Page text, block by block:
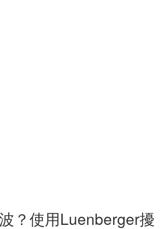
？使用Luenberger擾